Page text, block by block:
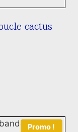
cactus
Promo !